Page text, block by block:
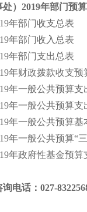
）2019年部门预
年部门收支总表
年部门收入总表
年部门支出总表
年财政拨款收支预
年一般公共预算支
年一般公共预算支
年一般公共预算基
年一般公共预算“
年政府性基金预算
电话：027-